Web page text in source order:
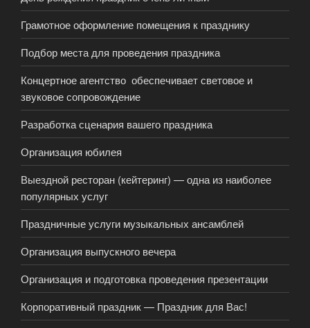
Грамотное оформление помещения к празднику
Подбор места для проведения праздника
Концертное агентство обеспечивает световое и
звуковое сопровождение
Разработка сценария вашего праздника
Организация юбилея
Выездной ресторан (кейтеринг) — одна из наиболее
популярных услуг
Праздничные услуги музыкальных ансамблей
Организация выпускного вечера
Организация и подготовка проведения презентации
Корпоративный праздник — Праздник для Вас!